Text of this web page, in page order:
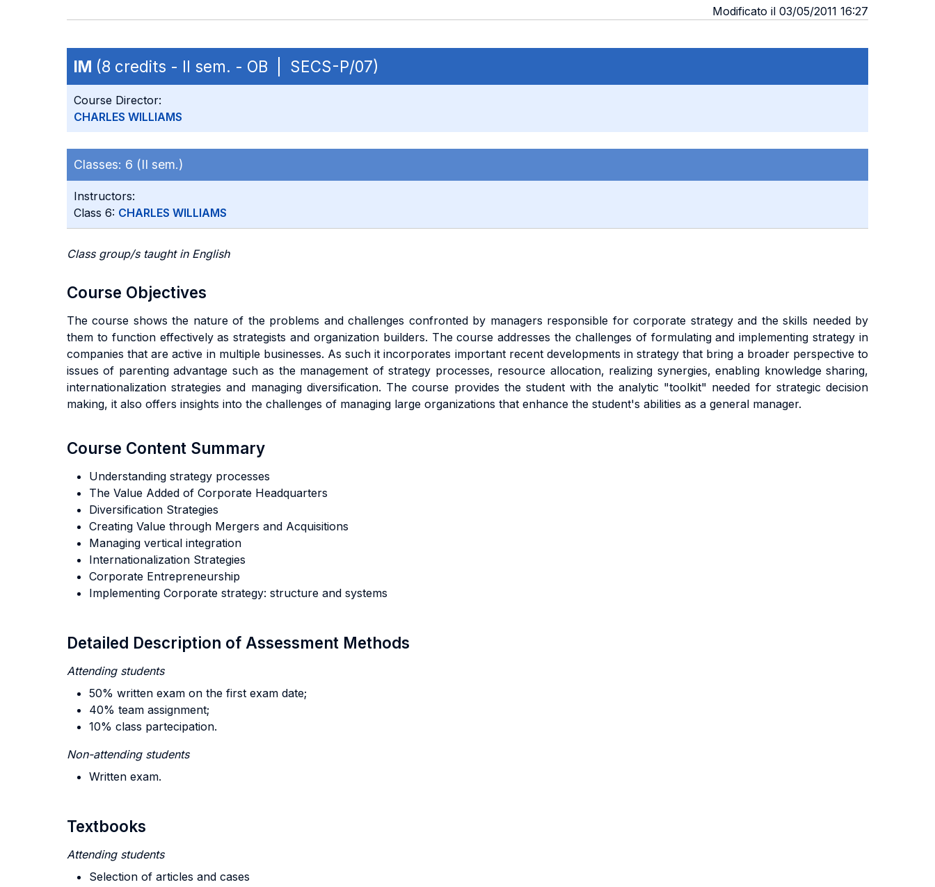
Modificato il 03/05/2011 16:27
IM (8 credits - II sem. - OB | SECS-P/07)
Course Director:
CHARLES WILLIAMS
Classes: 6 (II sem.)
Instructors:
Class 6: CHARLES WILLIAMS
Class group/s taught in English
Course Objectives
The course shows the nature of the problems and challenges confronted by managers responsible for corporate strategy and the skills needed by
them to function effectively as strategists and organization builders. The course addresses the challenges of formulating and implementing strategy in
companies that are active in multiple businesses. As such it incorporates important recent developments in strategy that bring a broader perspective to
issues of parenting advantage such as the management of strategy processes, resource allocation, realizing synergies, enabling knowledge sharing,
internationalization strategies and managing diversification. The course provides the student with the analytic "toolkit" needed for strategic decision
making, it also offers insights into the challenges of managing large organizations that enhance the student's abilities as a general manager.
Course Content Summary
Understanding strategy processes
The Value Added of Corporate Headquarters
Diversification Strategies
Creating Value through Mergers and Acquisitions
Managing vertical integration
Internationalization Strategies
Corporate Entrepreneurship
Implementing Corporate strategy: structure and systems
Detailed Description of Assessment Methods
Attending students
50% written exam on the first exam date;
40% team assignment;
10% class partecipation.
Non-attending students
Written exam.
Textbooks
Attending students
Selection of articles and cases